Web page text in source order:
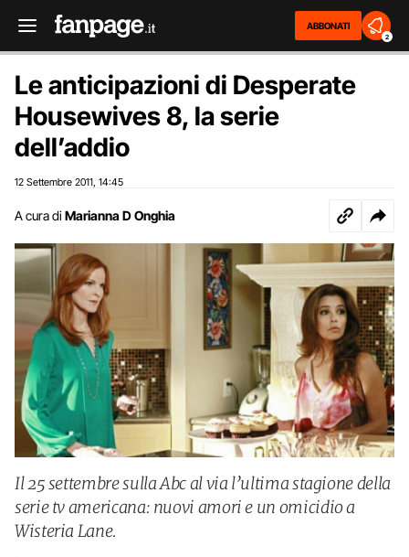
ABBONATI
2
Le anticipazioni di Desperate
Housewives 8, la serie
dell’addio
12 Settembre 2011 14:45
A cura di Marianna D Onghia
Il 25 settembre sulla Abc al via l’ultima stagione della
serie tv americana: nuovi amori e un omicidio a
Wisteria Lane.